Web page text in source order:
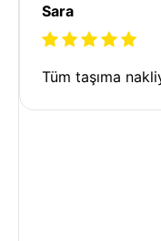
Sara
Tüm taşıma